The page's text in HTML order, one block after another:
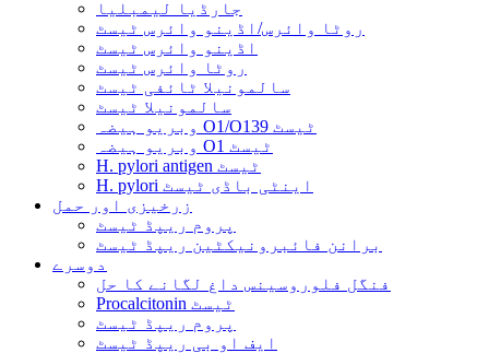
جارڈیا لیمبلیا
روٹا وائرس/اڈینو وائرس ٹیسٹ
اڈینو وائرس ٹیسٹ
روٹا وائرس ٹیسٹ
سالمونیلا ٹائفی ٹیسٹ
سالمونیلا ٹیسٹ
وبریو ہیضہ O1/O139 ٹیسٹ
وبریو ہیضہ O1 ٹیسٹ
H. pylori antigen ٹیسٹ
H. pylori اینٹی باڈی ٹیسٹ
زرخیزی اور حمل
پروم ریپڈ ٹیسٹ
برانن فائبرونیکٹین ریپڈ ٹیسٹ
دوسرے
فنگل فلوروسینس داغ لگانے کا حل
Procalcitonin ٹیسٹ
پروم ریپڈ ٹیسٹ
ایف او بی ریپڈ ٹیسٹ